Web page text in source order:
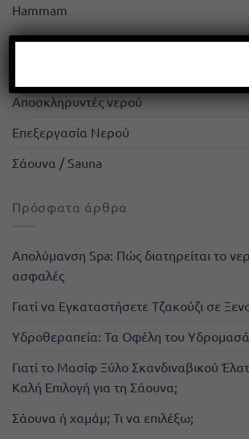
Hammam
Spa
Αποσκληρυντές νερού
Επεξεργασία Νερού
Σάουνα / Sauna
Πρόσφατα άρθρα
Απολύμανση Spa: Πώς διατηρείται το
ασφαλές
Γιατί να Εγκαταστήσετε Τζακούζι σε
Υδροθεραπεία: Τα Οφέλη του
Γιατί το Μασίφ Ξύλο Σκανδιναβικού
Καλή Επιλογή για τη Σάουνα;
Σάουνα ή χαμάμ; Τι να επιλέξω;